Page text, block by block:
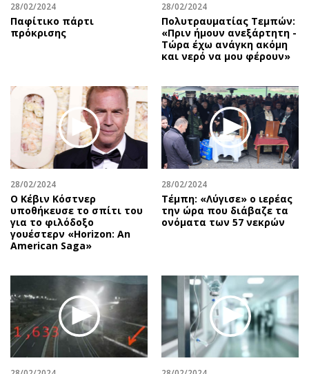
28/02/2024
Παφίτικο πάρτι
πρόκρισης
28/02/2024
Πολυτραυματίας Τεμπών:
«Πριν ήμουν ανεξάρτητη -
Τώρα έχω ανάγκη ακόμη
και νερό να μου φέρουν»
28/02/2024
Ο Κέβιν Κόστνερ
υποθήκευσε το σπίτι του
για το φιλόδοξο
γουέστερν «Horizon: An
American Saga»
28/02/2024
Τέμπη: «Λύγισε» ο ιερέας
την ώρα που διάβαζε τα
ονόματα των 57 νεκρών